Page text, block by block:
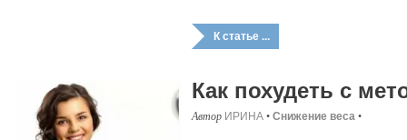
К статье ...
Как похудеть с
ИРИНА•Снижение веса•